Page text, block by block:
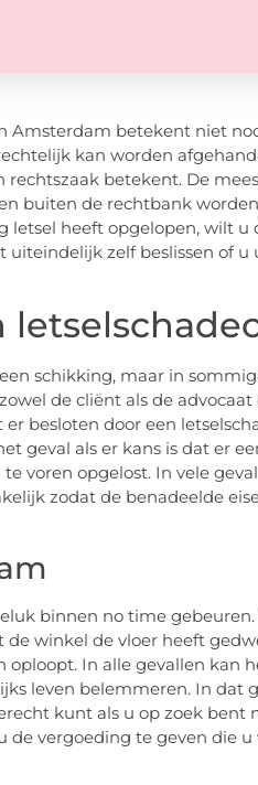
Amsterdam betekent niet
kan worden
betekent. De
buiten de rechtbank
heeft opgelopen, wilt u
zelf beslissen of u
schikking, maar in
de cliënt als de
besloten door een
geval als er kans is dat er
voren opgelost. In vele
zodat de benadeelde
binnen no time
winkel de vloer heeft
In alle gevallen kan
leven belemmeren. In dat
kunt als u op zoek bent
vergoeding te geven die u